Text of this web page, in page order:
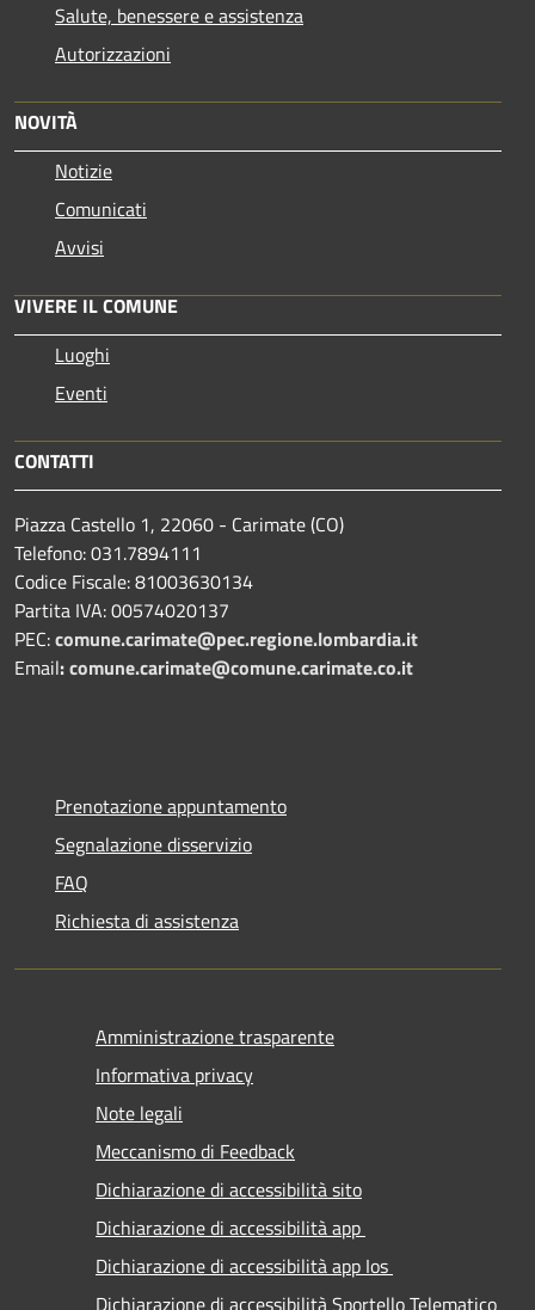
Salute, benessere e assistenza
Autorizzazioni
NOVITÀ
Notizie
Comunicati
Avvisi
VIVERE IL COMUNE
Luoghi
Eventi
CONTATTI
Piazza Castello 1, 22060 - Carimate (CO)
Telefono: 031.7894111
Codice Fiscale: 81003630134
Partita IVA: 00574020137
PEC:comune.carimate@pec.regione.lombardia.it
Email:comune.carimate@comune.carimate.co.it
Prenotazione appuntamento
Segnalazione disservizio
FAQ
Richiesta di assistenza
Amministrazione trasparente
Informativa privacy
Note legali
Meccanismo di Feedback
Dichiarazione di accessibilità sito
Dichiarazione di accessibilità app
Dichiarazione di accessibilità app Ios
Dichiarazione di accessibilità Sportello Telematico